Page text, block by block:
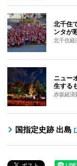
北千住
ンタが
北千住経
ニュー
生する
赤坂経済
国指定史跡 出島